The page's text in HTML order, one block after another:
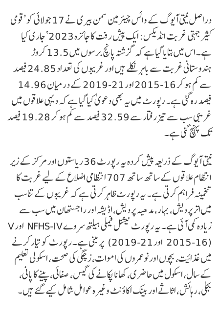
دراصل نیتی آیوگ کے وائس چیئرمین سمن بیری نے 17 جولائی کو ’قومی
کثیر جہتی غربت انڈیکس: ایک پیش رفت کا جائزہ 2023‘ جاری کیا
ہے۔ اس میں بتایا گیا ہے کہ گزشتہ پانچ برسوں میں 13.5 کروڑ
ہندوستانی غربت سے باہر نکلے ہیں اور غریبوں کی تعداد 24.85 فیصد
سے کم ہو کر 16-2015 اور 21-2019 کے درمیان 14.96
فیصد رہ گئی ہے۔ رپورٹ میں یہ بھی دعویٰ کیا گیا ہے کہ دیہی علاقوں میں
غریبی سب سے تیز رفتار سے 32.59 فیصد سے کم ہو کر 19.28 فیصد
تک پہنچ گئی ہے۔
نیتی آیوگ کے ذریعہ پیش کردہ یہ رپورٹ 36 ریاستوں اور مرکز کے زیر
انتظام علاقوں کے ساتھ ساتھ 707 انتظامی اضلاع کے لیے غربت کا
تخمینہ فراہم کرتی ہے۔ یہ رپورٹ ظاہر کرتی ہے کہ غریبوں کے تناسب
میں اتر پردیش، بہار، مدھیہ پردیش، اڈیشہ اور راجستھان میں سب سے
زیادہ کمی آئی ہے۔ یہ رپورٹ نیشنل فیملی ہیلتھ سروے NFHS-IV اور V
(2015-16 اور 21-2019) پر مبنی ہے۔ رپورٹ کو تیار کرنے
میں غذائیت، بچوں اور نوعمروں کی اموات، زچگی کی صحت، اسکولی تعلیم
کے سال، اسکول میں حاضری، کھانا پکانے کی گیس، صفائی، پینے کا پانی،
بجلی، رہائش، اثاثے اور بینک اکاؤنٹ وغیرہ عوامل شامل کیے گئے ہیں۔